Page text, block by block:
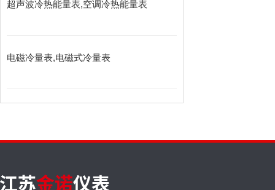
超声波冷热能量表,空调冷热能量表
电磁冷量表,电磁式冷量表